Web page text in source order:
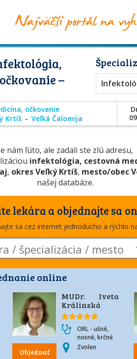
–
očkovanie
Krtíš Veľká Čalomija
nám ľúto, ale zadali ste zlú adresu,
infektológia, cestovná
, okres Veľký Krtíš, mesto/obec
našej databáze.
lekára a objednajte sa
sa cez internet jednoducho a rýchlo
online
Objednať
MUDr. Iveta
Králinská
ORL - ušné,
nosné, krčné
Zvolen